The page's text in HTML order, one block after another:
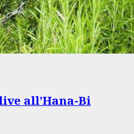
all’Hana-Bi